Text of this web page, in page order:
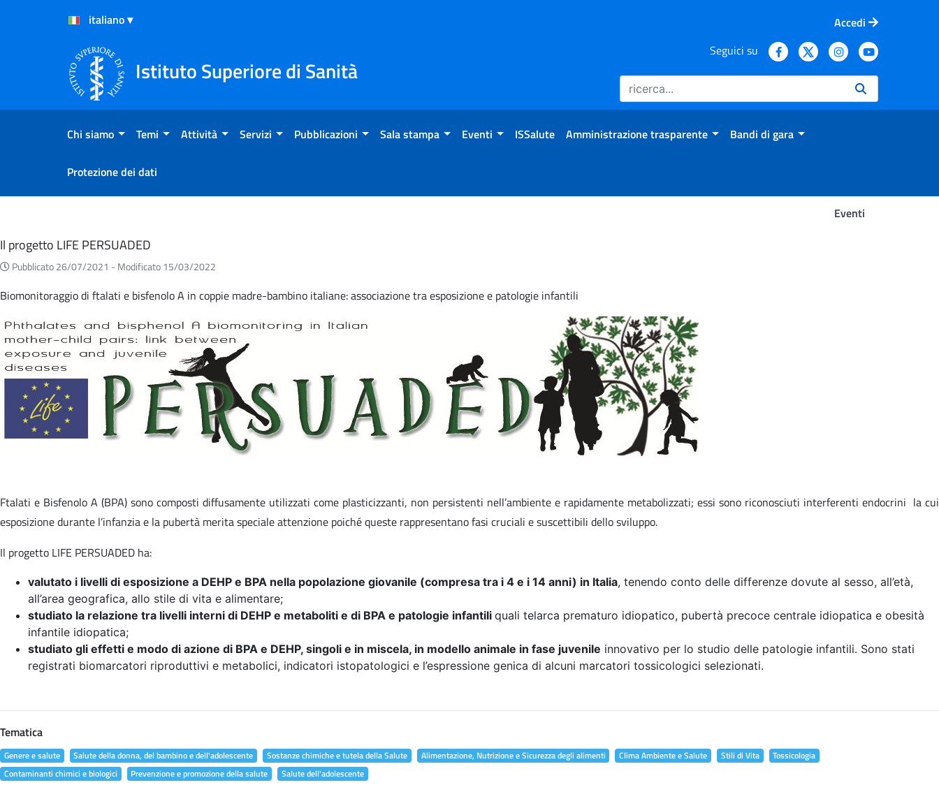
Salta al Contenuto
Salta al Footer
Accedi
Istituto Superiore di Sanità
Seguici su
Chi siamo Temi Attività Servizi Pubblicazioni Sala stampa Eventi ISSalute Amministrazione trasparente Bandi di gara
Protezione dei dati
Eventi
Eventi
Il progetto LIFE PERSUADED
Pubblicato 26/07/2021 - Modificato 15/03/2022
Biomonitoraggio di ftalati e bisfenolo A in coppie madre-bambino italiane: associazione tra esposizione e patologie infantili
Ftalati e Bisfenolo A (BPA) sono composti diffusamente utilizzati come plasticizzanti, non persistenti nell’ambiente e rapidamente metabolizzati; essi sono riconosciuti interferenti endocrini la cui
esposizione durante l’infanzia e la pubertà merita speciale attenzione poiché queste rappresentano fasi cruciali e suscettibili dello sviluppo.
Il progetto LIFE PERSUADED ha:
valutato i livelli di esposizione a DEHP e BPA nella popolazione giovanile (compresa tra i 4 e i 14 anni) in Italia, tenendo conto delle differenze dovute al sesso, all’età,
all’area geografica, allo stile di vita e alimentare;
studiato la relazione tra livelli interni di DEHP e metaboliti e di BPA e patologie infantili quali telarca prematuro idiopatico, pubertà precoce centrale idiopatica e obesità
infantile idiopatica;
studiato gli effetti e modo di azione di BPA e DEHP, singoli e in miscela, in modello animale in fase juvenile innovativo per lo studio delle patologie infantili. Sono stati
registrati biomarcatori riproduttivi e metabolici, indicatori istopatologici e l’espressione genica di alcuni marcatori tossicologici selezionati.
Tematica
Genere e salute Salute della donna, del bambino e dell'adolescente Sostanze chimiche e tutela della Salute Alimentazione, Nutrizione e Sicurezza degli alimenti Clima Ambiente e Salute Stili di Vita
Tossicologia
Contaminanti chimici e biologici
Prevenzione e promozione della salute Salute dell'adolescente